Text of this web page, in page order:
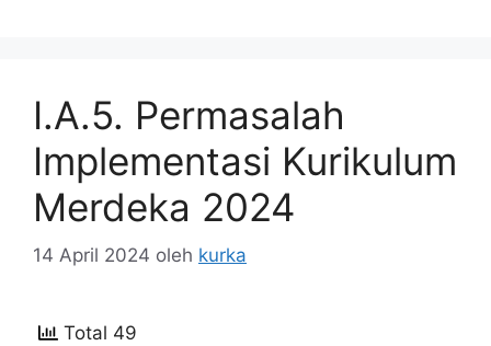
I.A.5. Permasalah
Implementasi Kurikulum
Merdeka 2024
14 April 2024 oleh kurka
Total 49